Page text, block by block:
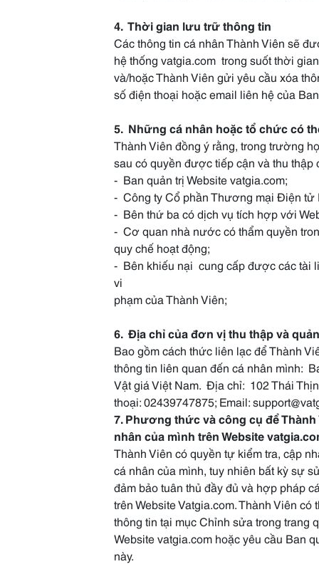
4. Thời gian lưu trữ thông tin
Các thông tin cá nhân Thành Viên sẽ
hệ thống vatgia.com trong suốt thời
và/hoặc Thành Viên gửi yêu cầu xóa
số điện thoại hoặc email liên hệ của
5. Những cá nhân hoặc tổ chức có
Thành Viên đồng ý rằng, trong trường
sau có quyền được tiếp cận và thu
- Ban quản trị Website vatgia.com;
- Công ty Cổ phần Thương mại Điện tử
- Bên thứ ba có dịch vụ tích hợp với
- Cơ quan nhà nước có thẩm quyền
quy chế hoạt động;
- Bên khiếu nại cung cấp được các tài
vi
phạm của Thành Viên;
6. Địa chỉ của đơn vị thu thập và
Bao gồm cách thức liên lạc để Thành
thông tin liên quan đến cá nhân mình:
Vật giá Việt Nam. Địa chỉ: 102 Thái
thoại: 02439747875; Email:
7. Phương thức và công cụ để
nhân của mình trên Website
Thành Viên có quyền tự kiểm tra, cập
cá nhân của mình, tuy nhiên bất kỳ sự
đảm bảo tuân thủ đầy đủ và hợp pháp
trên Website Vatgia.com. Thành Viên
thông tin tại mục Chỉnh sửa trong trang
Website vatgia.com hoặc yêu cầu Ban
này.